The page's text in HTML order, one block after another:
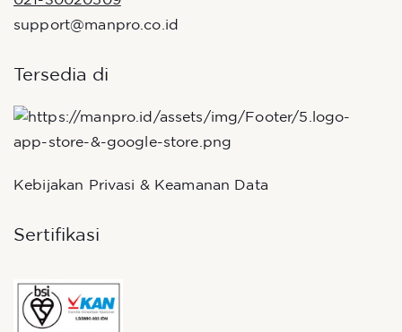
support@manpro.co.id
Tersedia di
Kebijakan Privasi & Keamanan Data
Sertifikasi